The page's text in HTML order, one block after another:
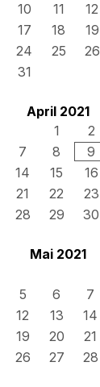
10 11 12
17 18 19
24 25 26
31
April 2021
1
2
7 8 9
14 15 16
21 22 23
28 29 30
Mai 2021
5 6 7
12 13 14
19 20 21
26 27 28